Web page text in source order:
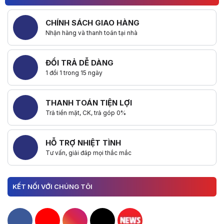
CHÍNH SÁCH GIAO HÀNG
Nhận hàng và thanh toán tại nhà
ĐỔI TRẢ DỄ DÀNG
1 đổi 1 trong 15 ngày
THANH TOÁN TIỆN LỢI
Trả tiền mặt, CK, trả góp 0%
HỖ TRỢ NHIỆT TÌNH
Tư vấn, giải đáp mọi thắc mắc
KẾT NỐI VỚI CHÚNG TÔI